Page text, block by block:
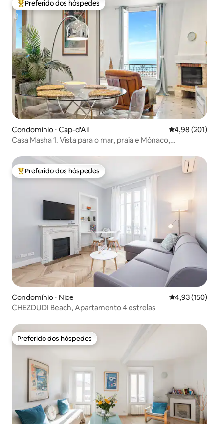
Entre os melhores preferidos dos hóspedes
Preferido dos hóspedes
Condomínio ⋅ Cap-d'Ail 4,98 de uma
4,98 (201)
Casa Masha 1. Vista para o mar, praia e Mônaco,
Entre os melhores preferidos dos hóspedes
Preferido dos hóspedes
Condomínio ⋅ Nice 4,93 de uma
4,93 (150)
CHEZDUDI Beach, Apartamento 4 estrelas
Preferido dos hóspedes
Preferido dos hóspedes